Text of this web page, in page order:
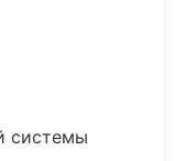
системы